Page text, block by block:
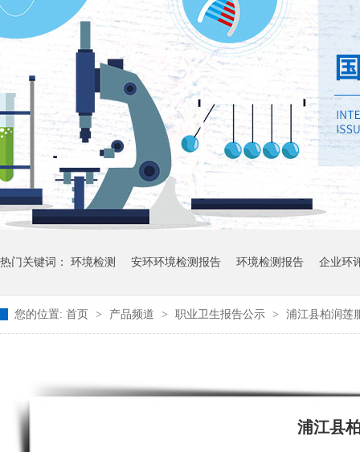
热门关键词： 环境检测 安环环境检测报告 环境检测报告 企业环
您的位置: 首页 > 产品频道 > 职业卫生报告公示 > 浦江县柏润莲
浦江县